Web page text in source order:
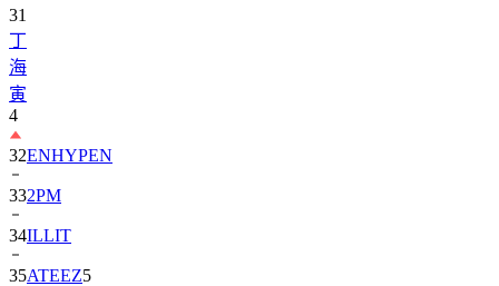
31
丁
海
寅
4
32ENHYPEN
332PM
34ILLIT
35ATEEZ5